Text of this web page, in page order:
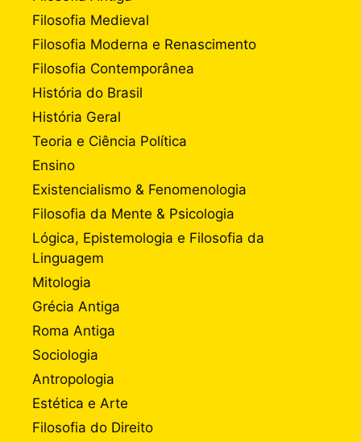
Filosofia Medieval
Filosofia Moderna e Renascimento
Filosofia Contemporânea
História do Brasil
História Geral
Teoria e Ciência Política
Ensino
Existencialismo & Fenomenologia
Filosofia da Mente & Psicologia
Lógica, Epistemologia e Filosofia da
Linguagem
Mitologia
Grécia Antiga
Roma Antiga
Sociologia
Antropologia
Estética e Arte
Filosofia do Direito